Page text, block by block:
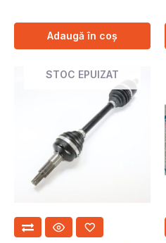
Adaugă în coș
STOC EPUIZAT